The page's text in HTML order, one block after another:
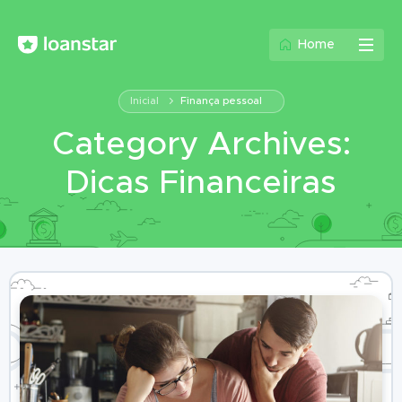
Home
Inicial Finança pessoal
Category Archives:
Dicas Financeiras